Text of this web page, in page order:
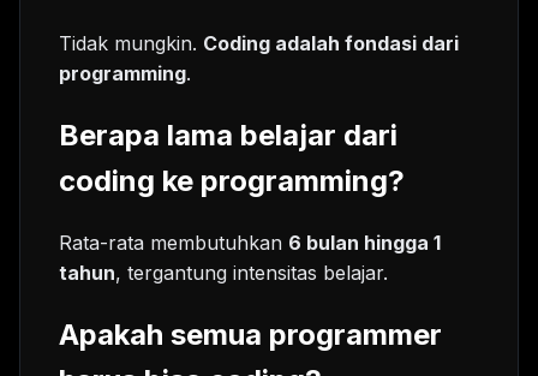
Tidak mungkin. Coding adalah fondasi dari
programming.
Berapa lama belajar dari
coding ke programming?
Rata-rata membutuhkan 6 bulan hingga 1
tahun, tergantung intensitas belajar.
Apakah semua programmer